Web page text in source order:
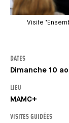
Visite
DATES
Dimanche 10
LIEU
MAMC+
VISITES GUIDÉES